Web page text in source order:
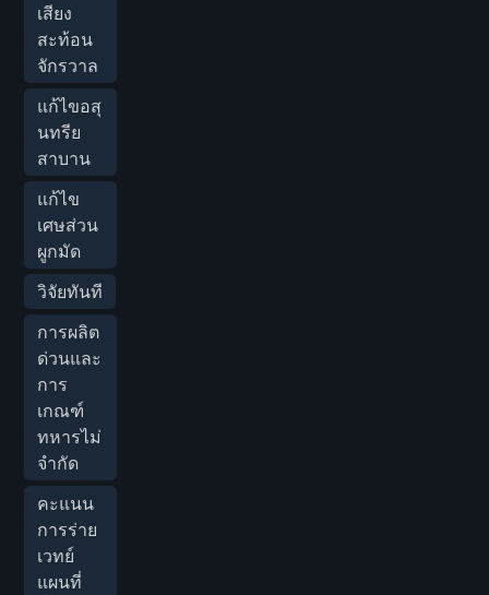
เสียง
สะท้อน
จักรวาล
แก้ไขอสุ
นทรีย
สาบาน
แก้ไข
เศษส่วน
ผูกมัด
วิจัยทันที
การผลิต
ด่วนและ
การ
เกณฑ์
ทหารไม่
จำกัด
คะแนน
การร่าย
เวทย์
แผนที่